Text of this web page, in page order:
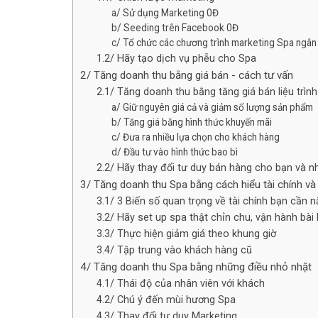
a/ Sử dụng Marketing 0Đ
b/ Seeding trên Facebook 0Đ
c/ Tổ chức các chương trình marketing Spa
1.2/ Hãy tạo dịch vụ phễu cho Spa
2/ Tăng doanh thu bằng giá bán - cách tư vấn
2.1/ Tăng doanh thu bằng tăng giá bán liệu trình
a/ Giữ nguyên giá cả và giảm số lượng sản phẩm
b/ Tăng giá bằng hình thức khuyến mãi
c/ Đưa ra nhiều lựa chọn cho khách hàng
d/ Đầu tư vào hình thức bao bì
2.2/ Hãy thay đổi tư duy bán hàng cho bạn và
3/ Tăng doanh thu Spa bằng cách hiểu tài chính
3.1/ 3 Biến số quan trọng về tài chính bạn cần
3.2/ Hãy set up spa thật chỉn chu, vận hành bài
3.3/ Thực hiện giảm giá theo khung giờ
3.4/ Tập trung vào khách hàng cũ
4/ Tăng doanh thu Spa bằng những điều nhỏ nhặt
4.1/ Thái độ của nhân viên với khách
4.2/ Chú ý đến mùi hương Spa